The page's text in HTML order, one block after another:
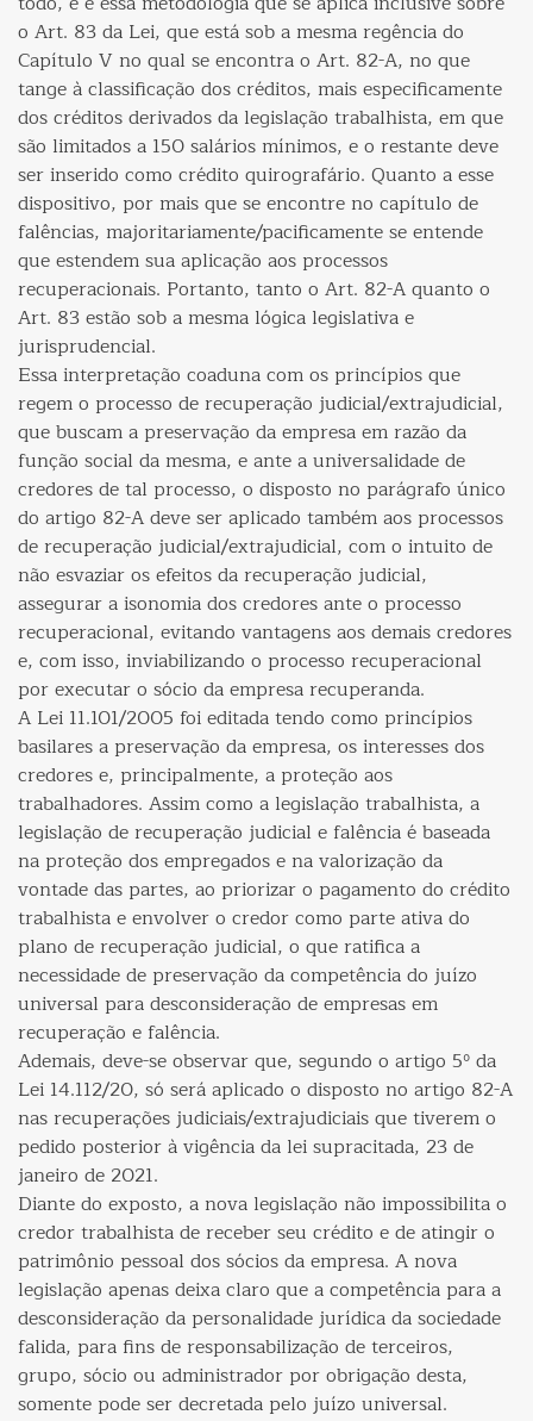
o Art. 83 da Lei, que está sob a mesma regência do
Capítulo V no qual se encontra o Art. 82-A, no que
tange à classificação dos créditos, mais especificamente
dos créditos derivados da legislação trabalhista, em que
são limitados a 150 salários mínimos, e o restante deve
ser inserido como crédito quirografário. Quanto a esse
dispositivo, por mais que se encontre no capítulo de
falências, majoritariamente/pacificamente se entende
que estendem sua aplicação aos processos
recuperacionais. Portanto, tanto o Art. 82-A quanto o
Art. 83 estão sob a mesma lógica legislativa e
jurisprudencial.
Essa interpretação coaduna com os princípios que
regem o processo de recuperação judicial/extrajudicial,
que buscam a preservação da empresa em razão da
função social da mesma, e ante a universalidade de
credores de tal processo, o disposto no parágrafo único
do artigo 82-A deve ser aplicado também aos processos
de recuperação judicial/extrajudicial, com o intuito de
não esvaziar os efeitos da recuperação judicial,
assegurar a isonomia dos credores ante o processo
recuperacional, evitando vantagens aos demais credores
e, com isso, inviabilizando o processo recuperacional
por executar o sócio da empresa recuperanda.
A Lei 11.101/2005 foi editada tendo como princípios
basilares a preservação da empresa, os interesses dos
credores e, principalmente, a proteção aos
trabalhadores. Assim como a legislação trabalhista, a
legislação de recuperação judicial e falência é baseada
na proteção dos empregados e na valorização da
vontade das partes, ao priorizar o pagamento do crédito
trabalhista e envolver o credor como parte ativa do
plano de recuperação judicial, o que ratifica a
necessidade de preservação da competência do juízo
universal para desconsideração de empresas em
recuperação e falência.
Ademais, deve-se observar que, segundo o artigo 5º da
Lei 14.112/20, só será aplicado o disposto no artigo 82-A
nas recuperações judiciais/extrajudiciais que tiverem o
pedido posterior à vigência da lei supracitada, 23 de
janeiro de 2021.
Diante do exposto, a nova legislação não impossibilita o
credor trabalhista de receber seu crédito e de atingir o
patrimônio pessoal dos sócios da empresa. A nova
legislação apenas deixa claro que a competência para a
desconsideração da personalidade jurídica da sociedade
falida, para fins de responsabilização de terceiros,
grupo, sócio ou administrador por obrigação desta,
somente pode ser decretada pelo juízo universal.